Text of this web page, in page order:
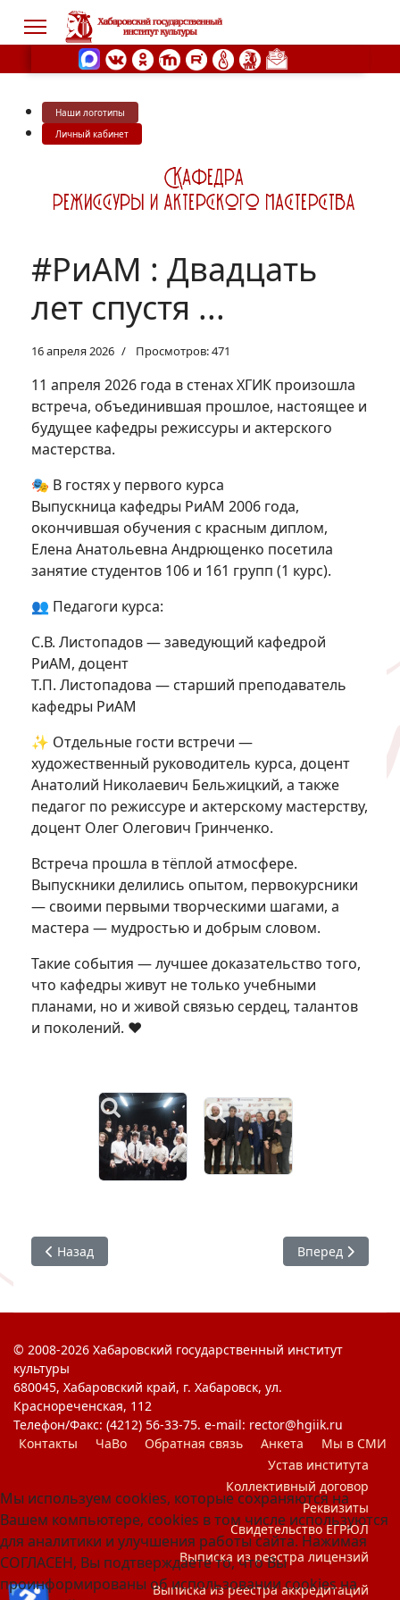
Наши логотипы
Личный кабинет
#РиАМ : Двадцать
лет спустя ...
16 апреля 2026 Просмотров: 471
11 апреля 2026 года в стенах ХГИК произошла
встреча, объединившая прошлое, настоящее и
будущее кафедры режиссуры и актерского
мастерства.
🎭 В гостях у первого курса
Выпускница кафедры РиАМ 2006 года,
окончившая обучения с красным диплом,
Елена Анатольевна Андрющенко посетила
занятие студентов 106 и 161 групп (1 курс).
👥 Педагоги курса:
С.В. Листопадов — заведующий кафедрой
РиАМ, доцент
Т.П. Листопадова — старший преподаватель
кафедры РиАМ
✨ Отдельные гости встречи —
художественный руководитель курса, доцент
Анатолий Николаевич Бельжицкий, а также
педагог по режиссуре и актерскому мастерству,
доцент Олег Олегович Гринченко.
Встреча прошла в тёплой атмосфере.
Выпускники делились опытом, первокурсники
— своими первыми творческими шагами, а
мастера — мудростью и добрым словом.
Такие события — лучшее доказательство того,
что кафедры живут не только учебными
планами, но и живой связью сердец, талантов
и поколений. ❤️
Предыдущий: ✍ #ХГИК : СНО кафедры #РиАМ
Назад Следующий:
Вперед
© 2008-2026 Хабаровский государственный институт
культуры
680045, Хабаровский край, г. Хабаровск, ул.
Краснореченская, 112
Телефон/Факс: (4212) 56-33-75. e-mail: rector@hgiik.ru
Контакты
ЧаВо Обратная связь Анкета
Мы в СМИ
Устав института
Коллективный договор
Реквизиты
Свидетельство ЕГРЮЛ
Выписка из реестра лицензий
Выписка из реестра аккредитаций
Мы используем cookies, которые сохраняются на
Вашем компьютере, cookies в том числе используются
для аналитики и улучшения работы сайта. Нажимая
СОГЛАСЕН, Вы подтверждаете то, что Вы
проинформированы об использовании cookies на